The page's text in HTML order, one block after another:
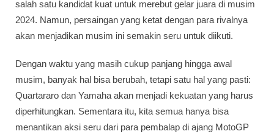
salah satu kandidat kuat untuk merebut gelar juara di musim
2024. Namun, persaingan yang ketat dengan para rivalnya
akan menjadikan musim ini semakin seru untuk diikuti.
Dengan waktu yang masih cukup panjang hingga awal
musim, banyak hal bisa berubah, tetapi satu hal yang pasti:
Quartararo dan Yamaha akan menjadi kekuatan yang harus
diperhitungkan. Sementara itu, kita semua hanya bisa
menantikan aksi seru dari para pembalap di ajang MotoGP